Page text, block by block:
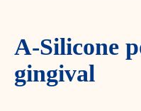
A-Silicone
gingival